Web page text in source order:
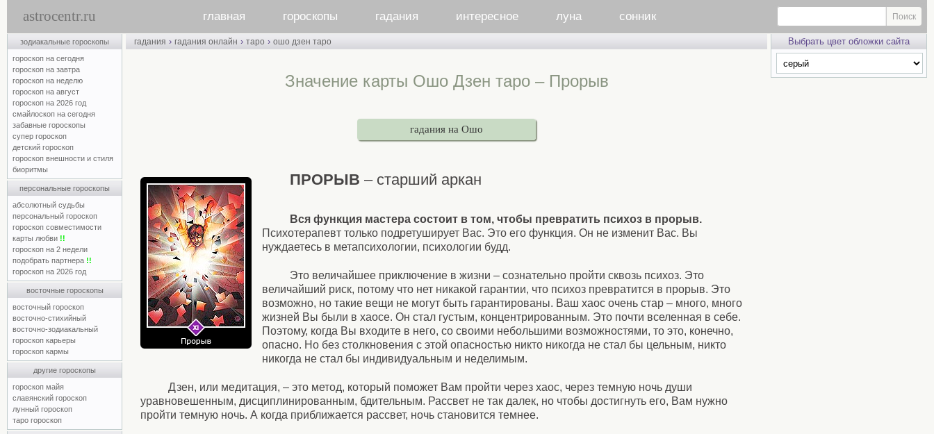
astrocentr.ru главная гороскопы гадания интересное луна сонник
зодиакальные гороскопы
гороскоп на сегодня
гороскоп на завтра
гороскоп на неделю
гороскоп на август
гороскоп на 2026 год
смайлоскоп на сегодня
забавные гороскопы
супер гороскоп
детский гороскоп
гороскоп внешности и стиля
биоритмы
персональные гороскопы
абсолютный судьбы
персональный гороскоп
гороскоп совместимости
карты любви !!
гороскоп на 2 недели
подобрать партнера !!
гороскоп на 2026 год
восточные гороскопы
восточный гороскоп
восточно-стихийный
восточно-зодиакальный
гороскоп карьеры
гороскоп кармы
другие гороскопы
гороскоп майя
славянский гороскоп
лунный гороскоп
таро гороскоп
гадания › гадания онлайн › таро › ошо дзен таро
Значение карты Ошо Дзен таро – Прорыв
гадания на Ошо
ПРОРЫВ – старший аркан
Вся функция мастера состоит в том, чтобы превратить психоз в прорыв.
Психотерапевт только подретуширует Вас. Это его функция. Он не изменит Вас. Вы
нуждаетесь в метапсихологии, психологии будд.
Это величайшее приключение в жизни – сознательно пройти сквозь психоз. Это
величайший риск, потому что нет никакой гарантии, что психоз превратится в прорыв. Это
возможно, но такие вещи не могут быть гарантированы. Ваш хаос очень стар – много, много
жизней Вы были в хаосе. Он стал густым, концентрированным. Это почти вселенная в себе.
Поэтому, когда Вы входите в него, со своими небольшими возможностями, то это, конечно,
опасно. Но без столкновения с этой опасностью никто никогда не стал бы цельным, никто
никогда не стал бы индивидуальным и неделимым.
Дзен, или медитация, – это метод, который поможет Вам пройти через хаос, через темную ночь души
уравновешенным, дисциплинированным, бдительным. Рассвет не так далек, но чтобы достигнуть его, Вам нужно
пройти темную ночь. А когда приближается рассвет, ночь становится темнее.
Выбрать цвет обложки сайта